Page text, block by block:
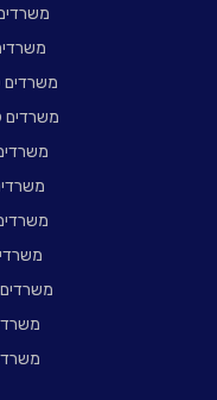
משרדים
משרדים